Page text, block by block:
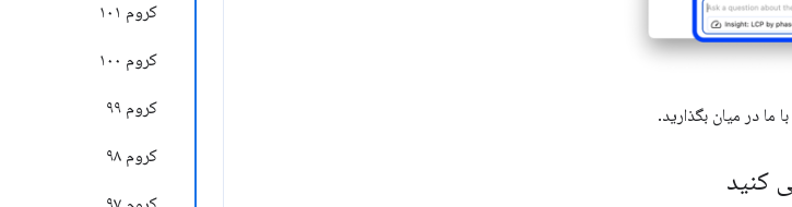
کروم ۱۰۱
کروم ۱۰۰
کروم ۹۹
کروم ۹۸
با ما در میان بگذارید.